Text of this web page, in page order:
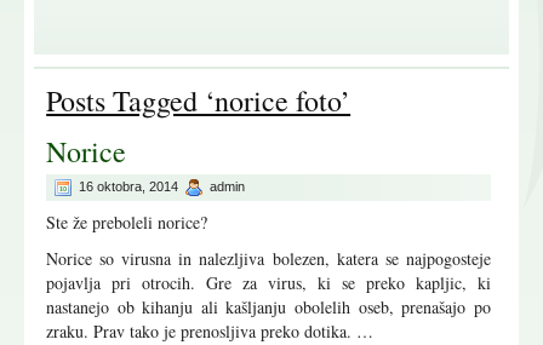
Posts Tagged ‘norice foto’
Norice
16 oktobra, 2014 admin
Ste že preboleli norice?
Norice so virusna in nalezljiva bolezen, katera se najpogosteje
pojavlja pri otrocih. Gre za virus, ki se preko kapljic, ki
nastanejo ob kihanju ali kašljanju obolelih oseb, prenašajo po
zraku. Prav tako je prenosljiva preko dotika. …